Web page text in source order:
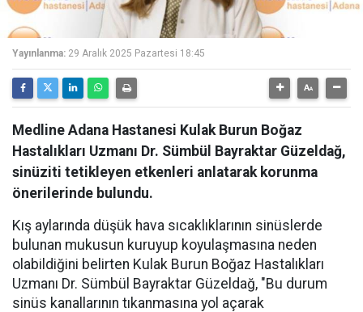
Yayınlanma: 29 Aralık 2025 Pazartesi 18:45
Medline Adana Hastanesi Kulak Burun Boğaz
Hastalıkları Uzmanı Dr. Sümbül Bayraktar Güzeldağ,
sinüziti tetikleyen etkenleri anlatarak korunma
önerilerinde bulundu.
Kış aylarında düşük hava sıcaklıklarının sinüslerde
bulunan mukusun kuruyup koyulaşmasına neden
olabildiğini belirten Kulak Burun Boğaz Hastalıkları
Uzmanı Dr. Sümbül Bayraktar Güzeldağ, "Bu durum
sinüs kanallarının tıkanmasına yol açarak